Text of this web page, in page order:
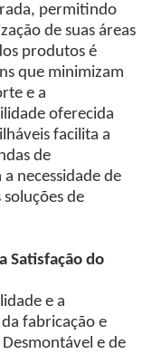
permitindo
de suas áreas
produtos é
que minimizam
e a
oferecida
facilita a
de
necessidade de
de
Satisfação do
e a
fabricação e
e de